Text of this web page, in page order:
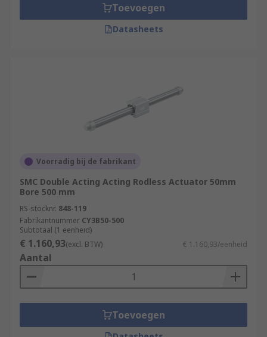
Toevoegen
Datasheets
Voorradig bij de fabrikant
SMC Double Acting Acting Rodless Actuator 50mm
Bore 500 mm
RS-stocknr. 848-119
Fabrikantnummer CY3B50-500
Subtotaal (1 eenheid)
€ 1.160,93(excl. BTW) € 1.160,93/eenheid
Aantal
Toevoegen